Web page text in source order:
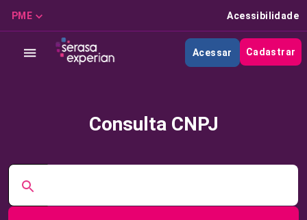
PME Acessibilidade
Acessar Cadastrar
Consulta CNPJ